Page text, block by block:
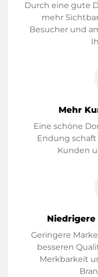
Durch eine gute
mehr
Besucher und
Mehr
Eine schöne
Endung schaft
Kunden
Geringere
besseren
Merkbarkeit